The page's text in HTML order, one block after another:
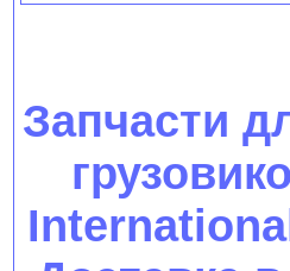
Запчасти